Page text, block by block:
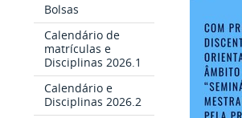
Bolsas
Calendário de
matrículas e
Disciplinas 2026.1
Calendário e
Disciplinas 2026.2